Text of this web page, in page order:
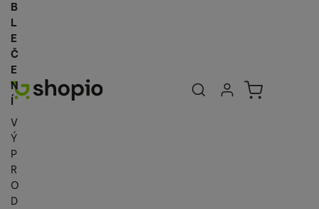
Uživatelská
Přihlásit se
Košík
B
L
E
Č
E
N
Í
V
Ý
P
R
O
D